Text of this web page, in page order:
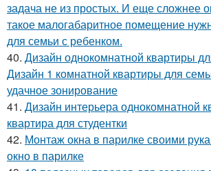
задача не из простых. И еще сложнее
такое малогабаритное помещение
для семьи с ребенком.
40. Дизайн однокомнатной квартиры
Дизайн 1 комнатной квартиры для
удачное зонирование
41. Дизайн интерьера однокомнатной
квартира для студентки
42. Монтаж окна в парилке своими
окно в парилке